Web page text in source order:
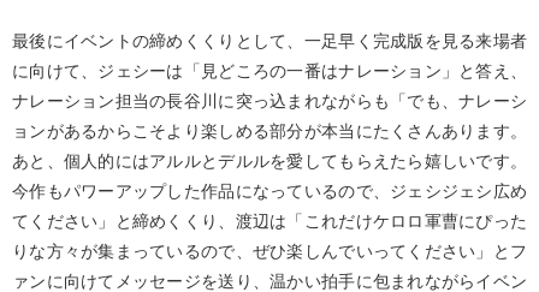
最後にイベントの締めくくりとして、一足早く完成版を見る来場者
に向けて、ジェシーは「見どころの一番はナレーション」と答え、
ナレーション担当の長谷川に突っ込まれながらも「でも、ナレーシ
ョンがあるからこそより楽しめる部分が本当にたくさんあります。
あと、個人的にはアルルとデルルを愛してもらえたら嬉しいです。
今作もパワーアップした作品になっているので、ジェシジェシ広め
てください」と締めくくり、渡辺は「これだけケロロ軍曹にぴった
りな方々が集まっているので、ぜひ楽しんでいってください」とフ
ァンに向けてメッセージを送り、温かい拍手に包まれながらイベン